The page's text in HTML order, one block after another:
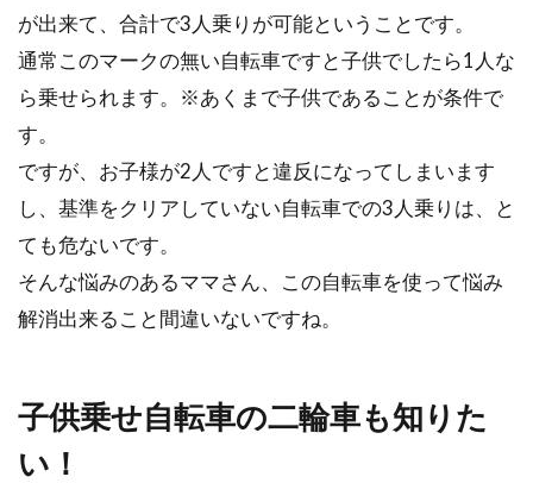
ロードバイクの販売形式には、購入後すぐに乗
だけのフレー...
自転車の速度をゆっくり走ってみよ
う！！その効果とは？？
普段、なにげなく自転車に乗っている方がほと
んどだと思います。自転車は意外にエネルギー
消費が激しい...
が出来て、合計で3人乗りが可能ということです。
通常このマークの無い自転車ですと子供でしたら1人な
ら乗せられます。※あくまで子供であることが条件で
す。
ですが、お子様が2人ですと違反になってしまいます
し、基準をクリアしていない自転車での3人乗りは、と
ても危ないです。
そんな悩みのあるママさん、この自転車を使って悩み
解消出来ること間違いないですね。
子供乗せ自転車の二輪車も知りた
い！